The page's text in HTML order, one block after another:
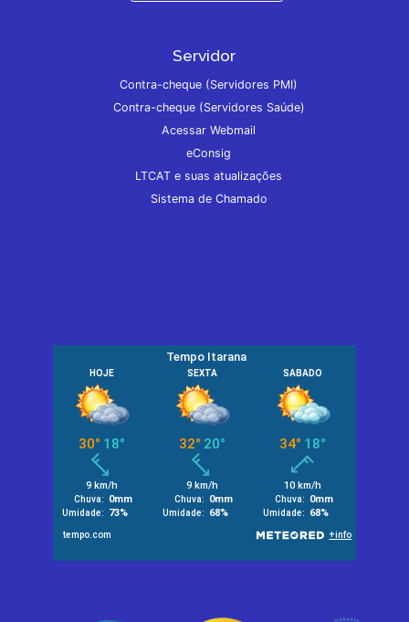
Servidor
Contra-cheque (Servidores PMI)
Contra-cheque (Servidores Saúde)
Acessar Webmail
eConsig
LTCAT e suas atualizações
Sistema de Chamado